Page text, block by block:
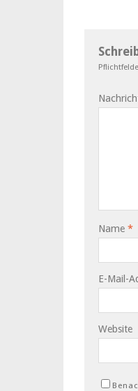
Name *
E-Mail-
Website